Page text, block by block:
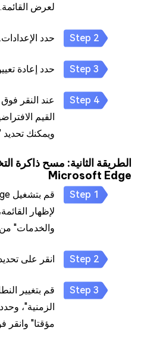
لعرض القائمة.
حدد الإعدادات.
حدد إعادة
عند النقر
القيم
ويمكنك تحديد
الطريقة الثانية: مسح ذاكرة
Microsoft Edge
لإظهار
والخدمات" من
انقر على
قم بتغيير
الزمنية"،
مؤقتا" وانقر